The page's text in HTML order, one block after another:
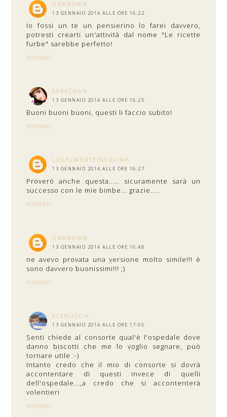
UNKNOWN
13 GENNAIO 2014 ALLE ORE 16:22
Io fossi un te un pensierino lo farei davvero,
potresti crearti un'attività dal nome "Le ricette
furbe" sarebbe perfetto!
RISPONDI
SARACHAN
13 GENNAIO 2014 ALLE ORE 16:25
Buoni buoni buoni, questi li faccio subito!
RISPONDI
LEGALMENTEINCUCINA
13 GENNAIO 2014 ALLE ORE 16:27
Proverò anche questa..... sicuramente sarà un
successo con le mie bimbe... grazie.....
RISPONDI
UNKNOWN
13 GENNAIO 2014 ALLE ORE 16:48
ne avevo provata una versione molto simile!!! è
sono davvero buonissimi!!! ;)
RISPONDI
ELENUCCIA
13 GENNAIO 2014 ALLE ORE 17:05
Senti chiede al consorte qual'è l'ospedale dove
danno biscotti che me lo voglio segnare, può
tornare utile :-)
Intanto credo che il mio di consorte si dovrà
accontentare di questi invece di quelli
dell'ospedale...,a credo che si accontenterà
volentieri
RISPONDI